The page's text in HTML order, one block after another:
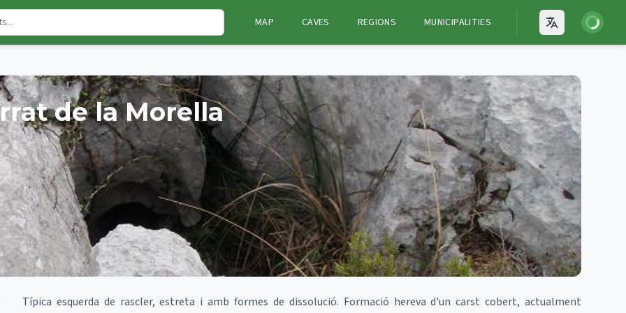
MAP CAVES REGIONS MUNICIPALITIES Open
Login
de la Morella
Típica esquerda de rascler, estreta i amb formes de dissolució. Formació hereva d'un carst cobert, actualment